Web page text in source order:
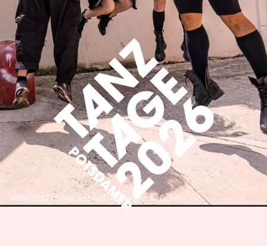
AMAZZONI| Silvia Gribaudi © Margherita Caprilli